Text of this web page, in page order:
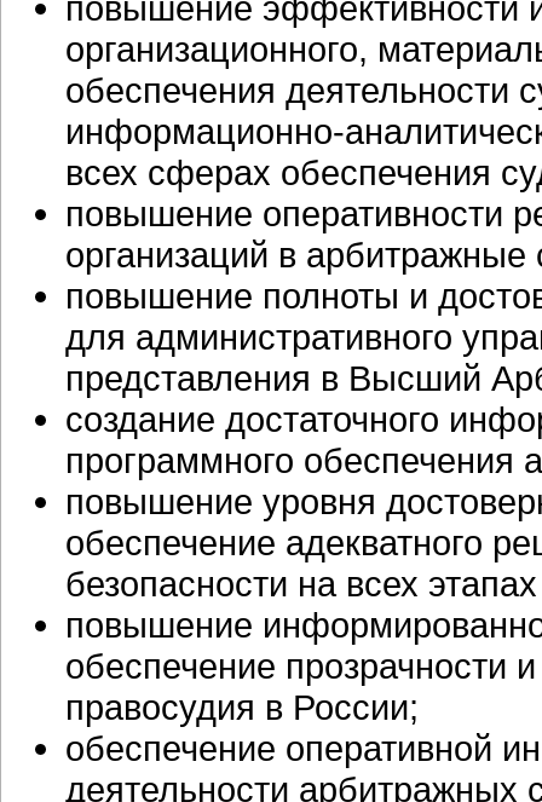
организационного,
обеспечения деятельности
информационно-
всех сферах обеспечения
повышение оперативности
организаций в арбитражные
повышение полноты и
для административного
представления в Высший
создание достаточного
программного обеспечения
повышение уровня
обеспечение адекватного
безопасности на всех
повышение
обеспечение прозрачности
правосудия в России;
обеспечение оперативной
деятельности арбитражных